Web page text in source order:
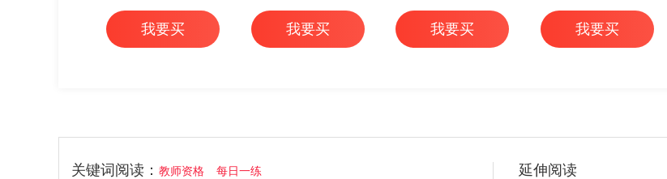
试华图专家详解1000
题（3本套）
我要买
+行测高频考点 6本
我要买 我要买 我要买
关键词阅读： 教师资格 每日一练 延伸阅读